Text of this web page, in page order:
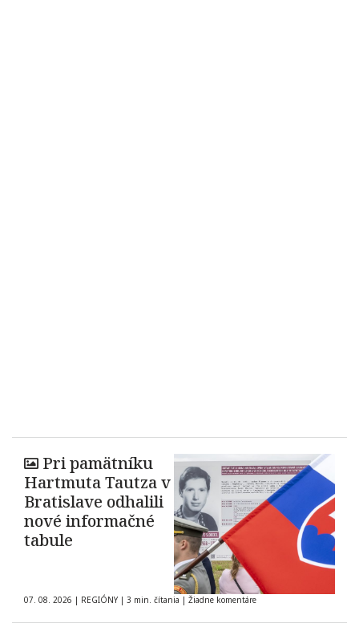
Pri pamätníku
Hartmuta Tautza v
Bratislave odhalili
nové informačné
tabule
07. 08. 2026 | REGIÓNY | 3 min. čítania | Žiadne komentáre